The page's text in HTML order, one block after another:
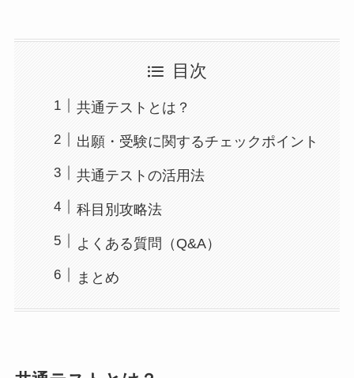
目次
共通テストとは？
出願・受験に関するチェックポイント
共通テストの活用法
科目別攻略法
よくある質問（Q&A）
まとめ